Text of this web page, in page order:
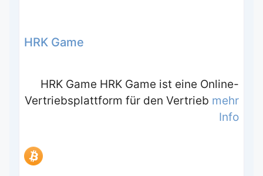
HRK Game
HRK Game HRK Game ist eine Online-
Vertriebsplattform für den Vertrieb mehr
Info